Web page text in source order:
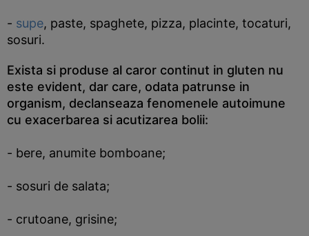
- supe, paste, spaghete, pizza, placinte, tocaturi,
sosuri.
Exista si produse al caror continut in gluten nu
este evident, dar care, odata patrunse in
organism, declanseaza fenomenele autoimune
cu exacerbarea si acutizarea bolii:
- bere, anumite bomboane;
- sosuri de salata;
- crutoane, grisine;